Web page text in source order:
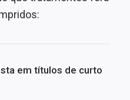
em títulos de curto